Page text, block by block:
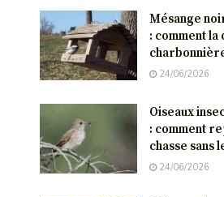
Mésange
: comment
24/06/2026
Oiseaux
: comment
chasse sans
24/06/2026